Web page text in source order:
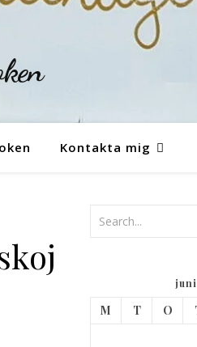
Kontakta mig
juni
M T O